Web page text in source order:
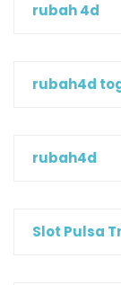
rubah 4d
rubah4d
rubah4d
Slot Pulsa